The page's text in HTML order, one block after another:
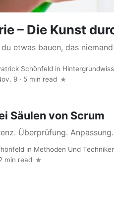
– Die Kunst
etwas bauen, das
Schönfeld in
9 · 5 min read
Säulen von Scrum
Überprüfung. Anpassung.
in Methoden Und
min read